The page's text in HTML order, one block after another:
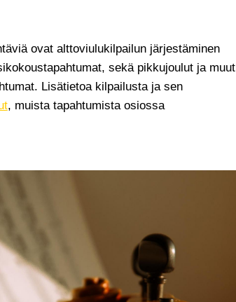
ovat alttoviulukilpailun järjestäminen
sekä pikkujoulut ja muut
Lisätietoa kilpailusta ja sen
, muista tapahtumista osiossa